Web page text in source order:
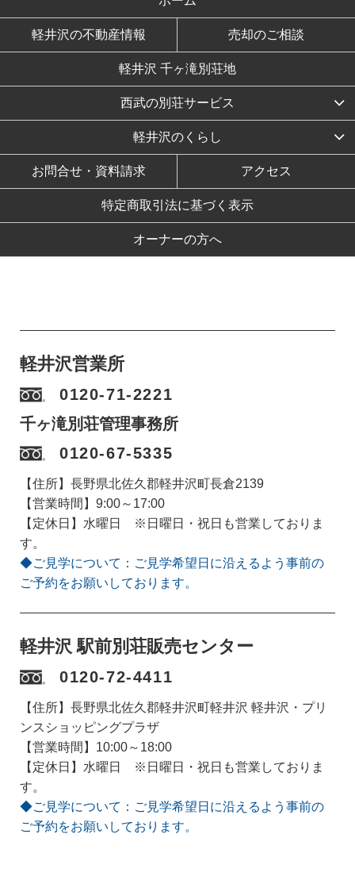
軽井沢の不動産情報 売却のご相談
軽井沢 千ヶ滝別荘地
西武の別荘サービス
軽井沢のくらし
お問合せ・資料請求 アクセス
特定商取引法に基づく表示
オーナーの方へ
軽井沢営業所
0120-71-2221
千ヶ滝別荘管理事務所
0120-67-5335
【住所】長野県北佐久郡軽井沢町長倉2139
【営業時間】9:00～17:00
【定休日】水曜日 ※日曜日・祝日も営業しておりま
す。
◆ご見学について：ご見学希望日に沿えるよう事前の
ご予約をお願いしております。
軽井沢 駅前別荘販売センター
0120-72-4411
【住所】長野県北佐久郡軽井沢町軽井沢 軽井沢・プリ
ンスショッピングプラザ
【営業時間】10:00～18:00
【定休日】水曜日 ※日曜日・祝日も営業しておりま
す。
◆ご見学について：ご見学希望日に沿えるよう事前の
ご予約をお願いしております。